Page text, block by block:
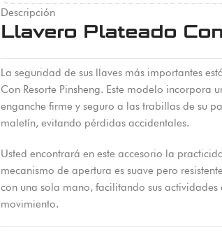
Descripción
Llavero Plateado
La seguridad de sus llaves más importantes
Con Resorte Pinsheng. Este modelo incorpora
enganche firme y seguro a las trabillas de su
maletín, evitando pérdidas accidentales.
Usted encontrará en este accesorio la
mecanismo de apertura es suave pero
con una sola mano, facilitando sus
movimiento.